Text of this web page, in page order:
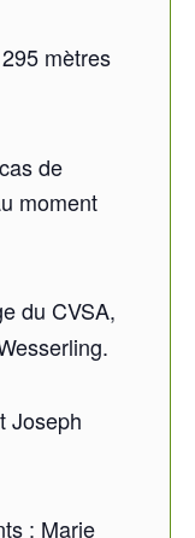
mètres
de
moment
du CVSA,
Joseph
: Marie